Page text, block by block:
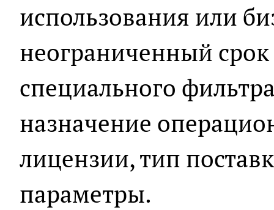
использования или
неограниченный
специального
назначение
лицензии, тип
параметры.